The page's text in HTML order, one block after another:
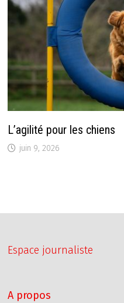
L’agilité pour les chiens
juin 9, 2026
Espace journaliste
A propos